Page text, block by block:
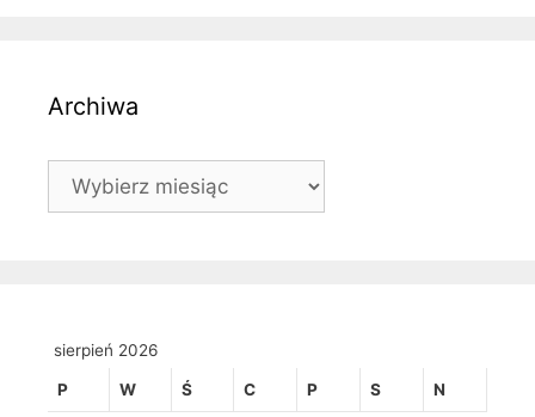
Archiwa
Archiwa
sierpień 2026
P W Ś C P S N